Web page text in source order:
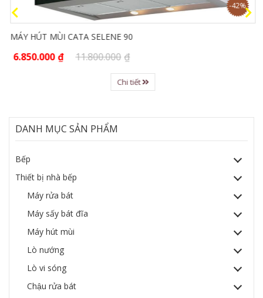
-42%
MÁY HÚT MÙI CATA SELENE 90
6.850.000 ₫ 11.800.000 ₫
Chi tiết
DANH MỤC SẢN PHẨM
Bếp
Thiết bị nhà bếp
Máy rửa bát
Máy sấy bát đĩa
Máy hút mùi
Lò nướng
Lò vi sóng
Chậu rửa bát